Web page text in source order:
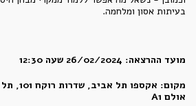
בעיתות אסון ומלחמה.
מועד ההרצאה: 26/02/2024 שעה 12:30
אולם A1